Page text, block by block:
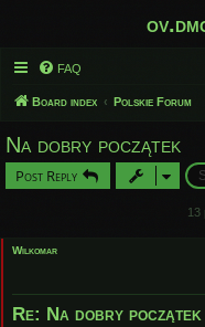
FAQ
Board index Polskie Forum
Na dobry początek
Post Reply
13
Wilkomar
Re: Na dobry początek